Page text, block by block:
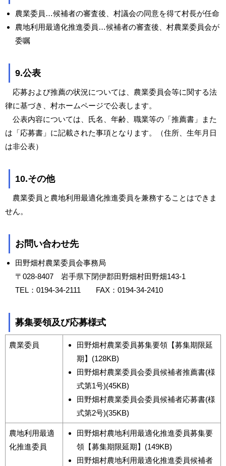
農業委員…候補者の審査後、村議会の同意を得て村長が任命
農地利用最適化推進委員…候補者の審査後、村農業委員会が
委嘱
9.公表
応募および推薦の状況については、農業委員会等に関する法
律に基づき、村ホームページで公表します。
公表内容については、氏名、年齢、職業等の「推薦書」また
は「応募書」に記載された事項となります。（住所、生年月日
は非公表）
10.その他
農業委員と農地利用最適化推進委員を兼務することはできま
せん。
お問い合わせ先
田野畑村農業委員会事務局
〒028-8407 岩手県下閉伊郡田野畑村田野畑143-1
TEL：0194-34-2111 FAX：0194-34-2410
募集要領及び応募様式
農業委員
田野畑村農業委員募集要領【募集期限延
期】(128KB)
田野畑村農業委員会委員候補者推薦書(様
式第1号)(45KB)
田野畑村農業委員会委員候補者応募書(様
式第2号)(35KB)
農地利用最適
化推進委員
田野畑村農地利用最適化推進委員募集要
領【募集期限延期】(149KB)
田野畑村農地利用最適化推進委員候補者